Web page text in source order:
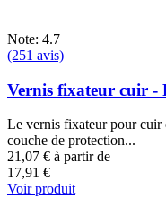
Note: 4.7
(251 avis)
Vernis fixateur cuir -
Le vernis fixateur pour cuir
couche de protection...
21,07 € à partir de
17,91 €
Voir produit